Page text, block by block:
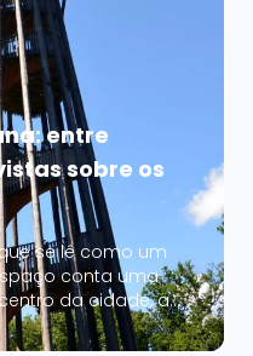
entre
sobre os
se lê como um
conta uma
da cidade, a
ao redor da
suas ruas